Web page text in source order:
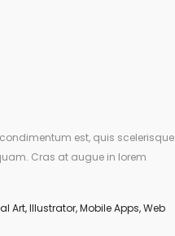
est, quis scelerisque
Cras at augue in lorem
Art,Illustrator,Mobile Apps,Web